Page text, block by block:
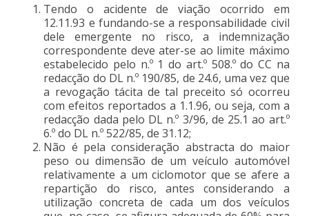
Tendo o acidente de viação ocorrido em
12.11.93 e fundando-se a responsabilidade civil
dele emergente no risco, a indemnização
correspondente deve ater-se ao limite máximo
estabelecido pelo n.º 1 do art.º 508.º do CC na
redacção do DL n.º 190/85, de 24.6, uma vez que
a revogação tácita de tal preceito só ocorreu
com efeitos reportados a 1.1.96, ou seja, com a
redacção dada pelo DL n.º 3/96, de 25.1 ao art.º
6.º do DL n.º 522/85, de 31.12;
Não é pela consideração abstracta do maior
peso ou dimensão de um veículo automóvel
relativamente a um ciclomotor que se afere a
repartição do risco, antes considerando a
utilização concreta de cada um dos veículos